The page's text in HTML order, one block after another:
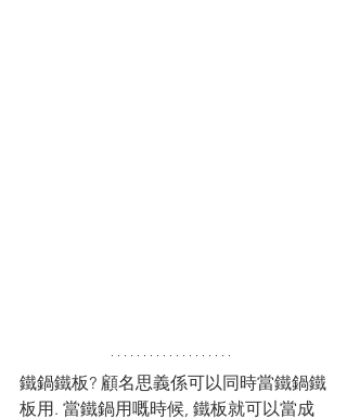
鐵鍋鐵板? 顧名思義係可以同時當鐵鍋鐵
板用. 當鐵鍋用嘅時候, 鐵板就可以當成